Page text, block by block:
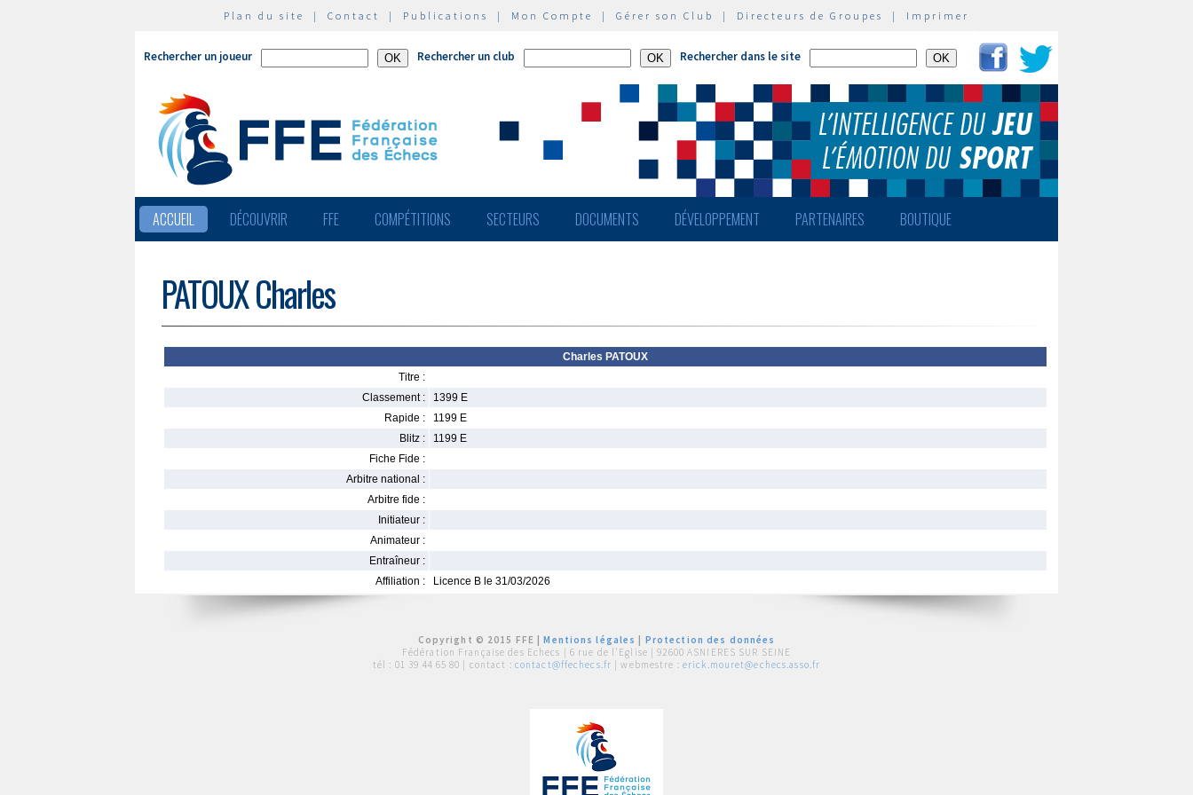
Plan du site | Contact | Publications | Mon Compte | Gérer son Club | Directeurs de Groupes | Imprimer
Rechercher un joueur Rechercher un club Rechercher dans le site
ACCUEIL DÉCOUVRIR FFE COMPÉTITIONS SECTEURS DOCUMENTS DÉVELOPPEMENT PARTENAIRES BOUTIQUE
PATOUX Charles
Charles PATOUX
Titre :
Classement :
1399 E
Rapide :
1199 E
Blitz :
1199 E
Fiche Fide :
Arbitre national :
Arbitre fide :
Initiateur :
Animateur :
Entraîneur :
Affiliation :
Licence B le 31/03/2026
Copyright © 2015 FFE |Mentions légales
Protection des données
Fédération Française des Echecs | 6 rue de l'Eglise | 92600 ASNIERES SUR SEINE
tél : 01 39 44 65 80 | contact : contact@ffechecs.fr | webmestre : erick.mouret@echecs.asso.fr